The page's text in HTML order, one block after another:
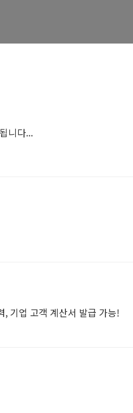
니다...
기업 고객 계산서 발급 가능!